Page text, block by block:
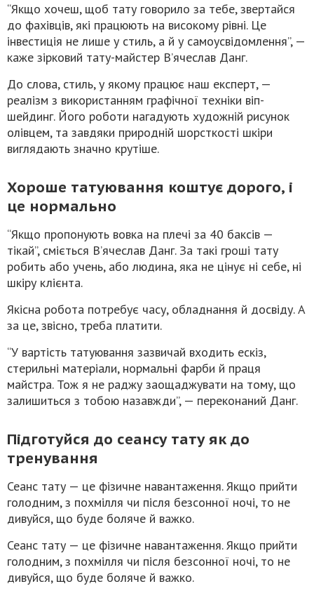
“Якщо хочеш, щоб тату говорило за тебе, звертайся
до фахівців, які працюють на високому рівні. Це
інвестиція не лише у стиль, а й у самоусвідомлення”, —
каже зірковий тату-майстер В’ячеслав Данг.
До слова, стиль, у якому працює наш експерт, —
реалізм з використанням графічної техніки віп-
шейдинг. Його роботи нагадують художній рисунок
олівцем, та завдяки природній шорсткості шкіри
виглядають значно крутіше.
Хороше татуювання коштує дорого, і
це нормально
“Якщо пропонують вовка на плечі за 40 баксів —
тікай”, сміється В’ячеслав Данг. За такі гроші тату
робить або учень, або людина, яка не цінує ні себе, ні
шкіру клієнта.
Якісна робота потребує часу, обладнання й досвіду. А
за це, звісно, треба платити.
“У вартість татуювання зазвичай входить ескіз,
стерильні матеріали, нормальні фарби й праця
майстра. Тож я не раджу заощаджувати на тому, що
залишиться з тобою назавжди”, — переконаний Данг.
Підготуйся до сеансу тату як до
тренування
Сеанс тату — це фізичне навантаження. Якщо прийти
голодним, з похмілля чи після безсонної ночі, то не
дивуйся, що буде боляче й важко.
Сеанс тату — це фізичне навантаження. Якщо прийти
голодним, з похмілля чи після безсонної ночі, то не
дивуйся, що буде боляче й важко.